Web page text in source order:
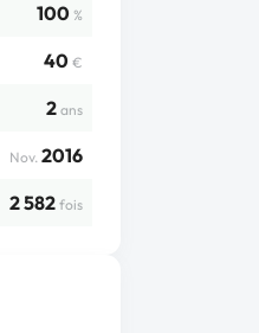
100 %
40 €
2 ans
Nov. 2016
2 582 fois